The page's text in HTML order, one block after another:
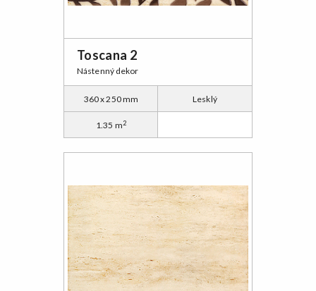
Toscana 2
Nástenný dekor
360 x 250 mm Lesklý
1.35 m2